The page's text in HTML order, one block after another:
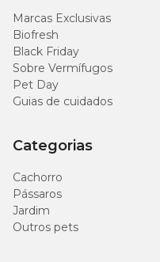
Marcas Exclusivas
Biofresh
Black Friday
Sobre Vermífugos
Pet Day
Guias de cuidados
Categorias
Cachorro
Pássaros
Jardim
Outros pets